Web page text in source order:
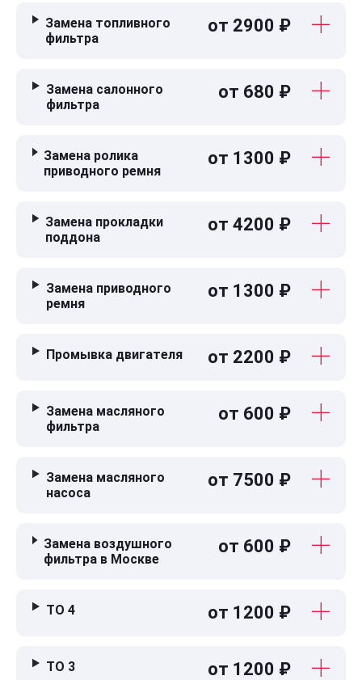
Замена топливного
фильтра
от 2900 ₽
Замена салонного
фильтра
от 680 ₽
Замена ролика
приводного ремня
от 1300 ₽
Замена прокладки
поддона
от 4200 ₽
Замена приводного
ремня
от 1300 ₽
Промывка двигателя от 2200 ₽
Замена масляного
фильтра
от 600 ₽
Замена масляного
насоса
от 7500 ₽
Замена воздушного
фильтра в Москве
от 600 ₽
ТО 4 от 1200 ₽
ТО 3 от 1200 ₽